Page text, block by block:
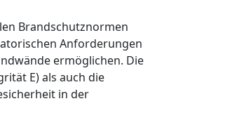
Brandschutznormen
Anforderungen
ermöglichen. Die
E) als auch die
in der